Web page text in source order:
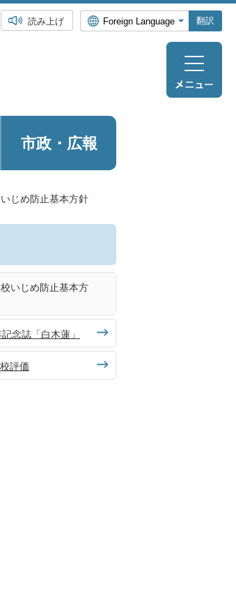
読み上げ 翻訳
市政・広報
じめ防止基本方針
いじめ防止基本方
念誌「白木蓮」
評価